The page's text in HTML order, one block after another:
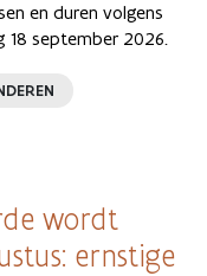
en duren volgens
18 september 2026.
wordt
ernstige